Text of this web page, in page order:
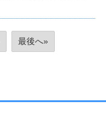
最後へ»